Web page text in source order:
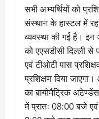
सभी अभ्यर्थियों को
संस्थान के हास्टल में
व्यवस्था की गई है। इन
को एएसडीसी दिल्ली से
एवं टीओटी पास
प्रशिक्षण दिया जाएगा।
का बायोमैट्रिक
में प्रातः 08:00 बजे एवं